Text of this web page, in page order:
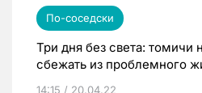
По-соседски
Три дня без света: томичи
сбежать из проблемного
14:15 / 20.04.22